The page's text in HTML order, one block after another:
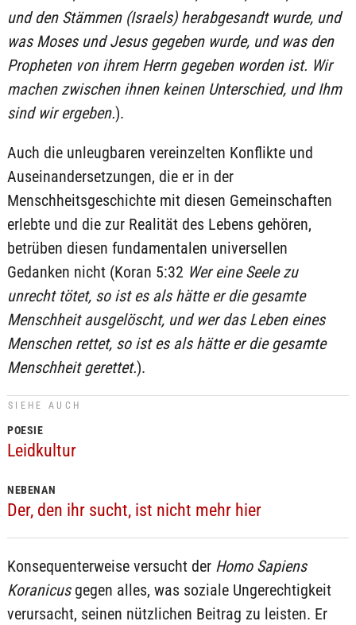
und den Stämmen (Israels) herabgesandt wurde, und
was Moses und Jesus gegeben wurde, und was den
Propheten von ihrem Herrn gegeben worden ist. Wir
machen zwischen ihnen keinen Unterschied, und Ihm
sind wir ergeben.).
Auch die unleugbaren vereinzelten Konflikte und
Auseinandersetzungen, die er in der
Menschheitsgeschichte mit diesen Gemeinschaften
erlebte und die zur Realität des Lebens gehören,
betrüben diesen fundamentalen universellen
Gedanken nicht (Koran 5:32 Wer eine Seele zu
unrecht tötet, so ist es als hätte er die gesamte
Menschheit ausgelöscht, und wer das Leben eines
Menschen rettet, so ist es als hätte er die gesamte
Menschheit gerettet.).
SIEHE AUCH
POESIE
Leidkultur
NEBENAN
Der, den ihr sucht, ist nicht mehr hier
Konsequenterweise versucht der Homo Sapiens
Koranicusgegen alles, was soziale Ungerechtigkeit
verursacht, seinen nützlichen Beitrag zu leisten. Er